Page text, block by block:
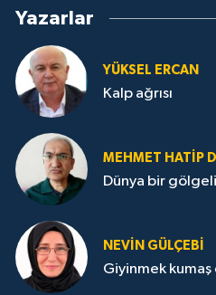
Yazarlar
YÜKSEL ERCAN
Kalp ağrısı
MEHMET HATİP
Dünya bir
NEVİN GÜLÇEBİ
Giyinmek